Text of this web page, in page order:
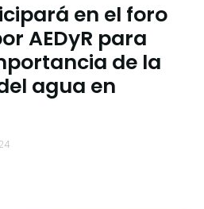
en el foro
AEDyR para
de la
agua en